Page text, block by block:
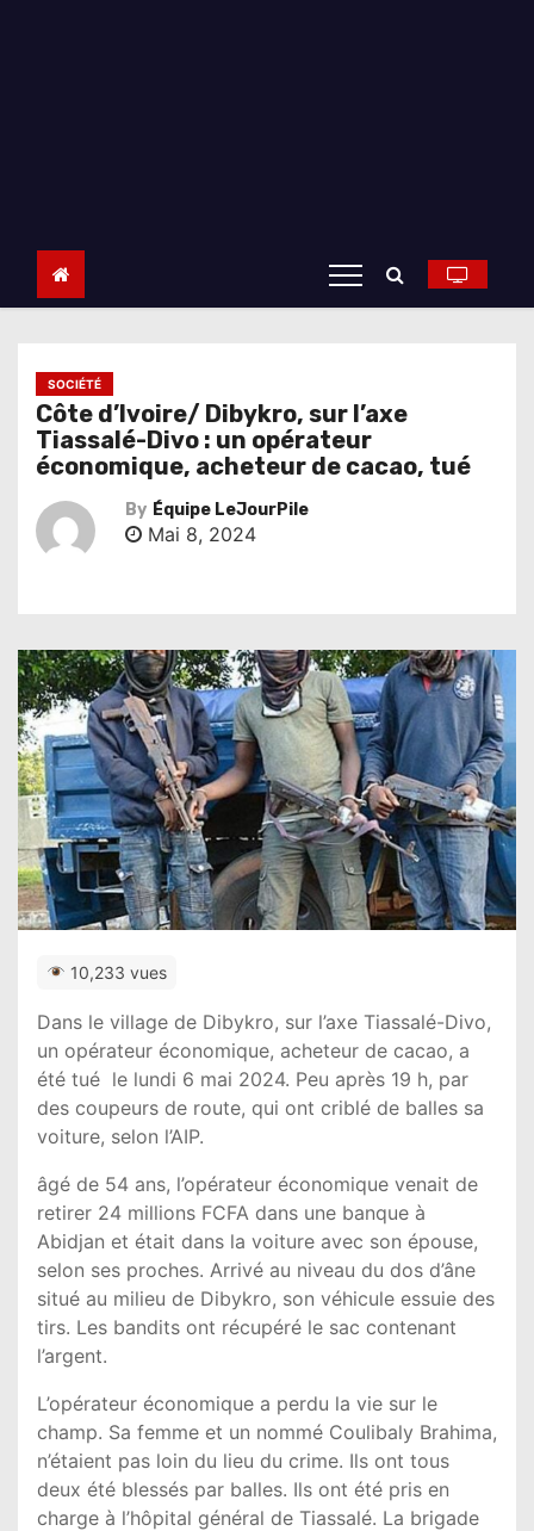
SOCIÉTÉ
Côte d’Ivoire/ Dibykro, sur l’axe
Tiassalé-Divo : un opérateur
économique, acheteur de cacao, tué
By Équipe LeJourPile
Mai 8, 2024
10,233 vues
Dans le village de Dibykro, sur l’axe Tiassalé-Divo,
un opérateur économique, acheteur de cacao, a
été tué le lundi 6 mai 2024. Peu après 19 h, par
des coupeurs de route, qui ont criblé de balles sa
voiture, selon l’AIP.
âgé de 54 ans, l’opérateur économique venait de
retirer 24 millions FCFA dans une banque à
Abidjan et était dans la voiture avec son épouse,
selon ses proches. Arrivé au niveau du dos d’âne
situé au milieu de Dibykro, son véhicule essuie des
tirs. Les bandits ont récupéré le sac contenant
l’argent.
L’opérateur économique a perdu la vie sur le
champ. Sa femme et un nommé Coulibaly Brahima,
n’étaient pas loin du lieu du crime. Ils ont tous
deux été blessés par balles. Ils ont été pris en
charge à l’hôpital général de Tiassalé. La brigade